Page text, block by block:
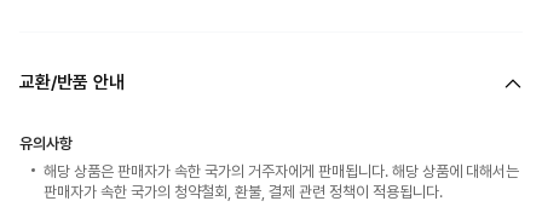
교환/반품 안내
유의사항
해당 상품은 판매자가 속한 국가의 거주자에게 판매됩니다. 해당 상품에 대해서는
판매자가 속한 국가의 청약철회, 환불, 결제 관련 정책이 적용됩니다.